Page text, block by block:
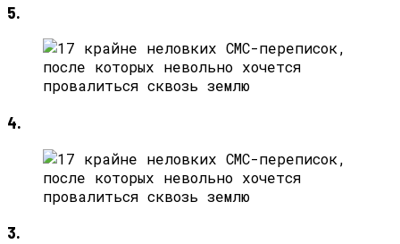
5.
4.
3.